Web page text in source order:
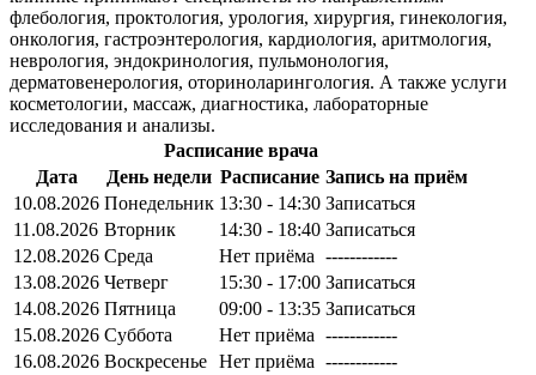
флебология, проктология, урология, хирургия, гинекология,
онкология, гастроэнтерология, кардиология, аритмология,
неврология, эндокринология, пульмонология,
дерматовенерология, оториноларингология. А также услуги
косметологии, массаж, диагностика, лабораторные
исследования и анализы.
Расписание врача
Дата
День недели Расписание Запись на приём
10.08.2026 Понедельник 13:30 - 14:30 Записаться
11.08.2026 Вторник 14:30 - 18:40 Записаться
12.08.2026 Среда Нет приёма ------------
13.08.2026 Четверг 15:30 - 17:00 Записаться
14.08.2026 Пятница 09:00 - 13:35 Записаться
15.08.2026 Суббота Нет приёма ------------
16.08.2026 Воскресенье Нет приёма ------------